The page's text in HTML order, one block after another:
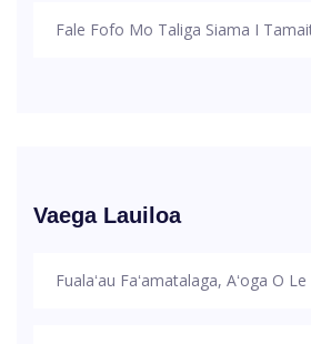
Fale Fofo Mo Taliga Siama I
Vaega Lauiloa
Fualaʻau Faʻamatalaga, Aʻoga O